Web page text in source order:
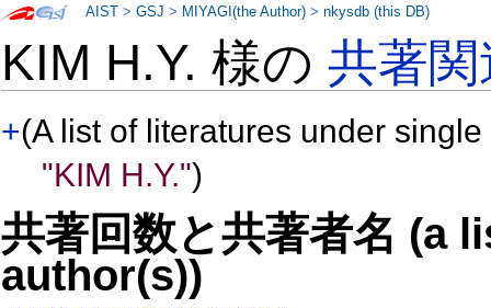
KIM H.Y. 様の共著
+(A list of literatures under
"KIM H.Y.")
共著回数と共著者名 (a
author(s))
AIST >GSJ > MIYAGI(the Author) >nkysdb (this DB)